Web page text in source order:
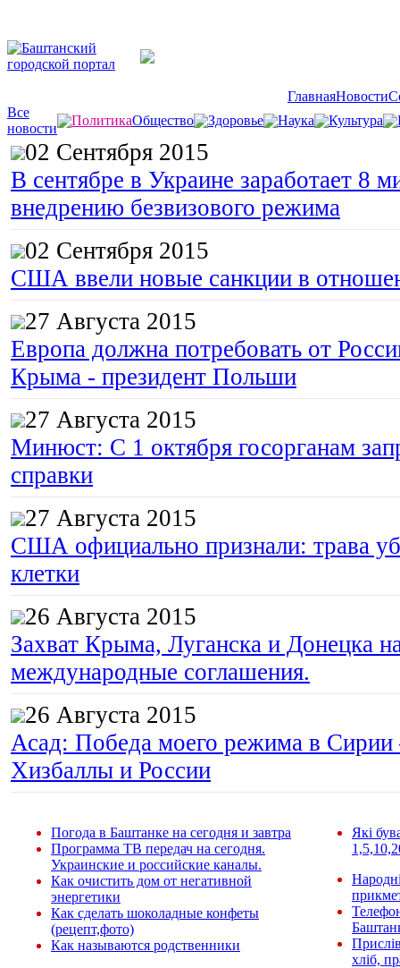
ГлавнаяНовости
Все
новости
ПолитикаОбщество Здоровье Наука Культура
02 Сентября 2015
В сентябре в Украине заработает 8
внедрению безвизового режима
02 Сентября 2015
США ввели новые санкции в
27 Августа 2015
Европа должна потребовать от
Крыма - президент Польши
27 Августа 2015
Минюст: С 1 октября госорганам
справки
27 Августа 2015
США официально признали: трава
клетки
26 Августа 2015
Захват Крыма, Луганска и Донецка
международные соглашения.
26 Августа 2015
Асад: Победа моего режима в
Хизбаллы и России
Погода в Баштанке на сегодня и завтра
Программа ТВ передач на сегодня.
Украинские и российские каналы.
Как очистить дом от негативной
энергетики
Как сделать шоколадные конфеты
(рецепт,фото)
Как называются родственники
Які
хліб,